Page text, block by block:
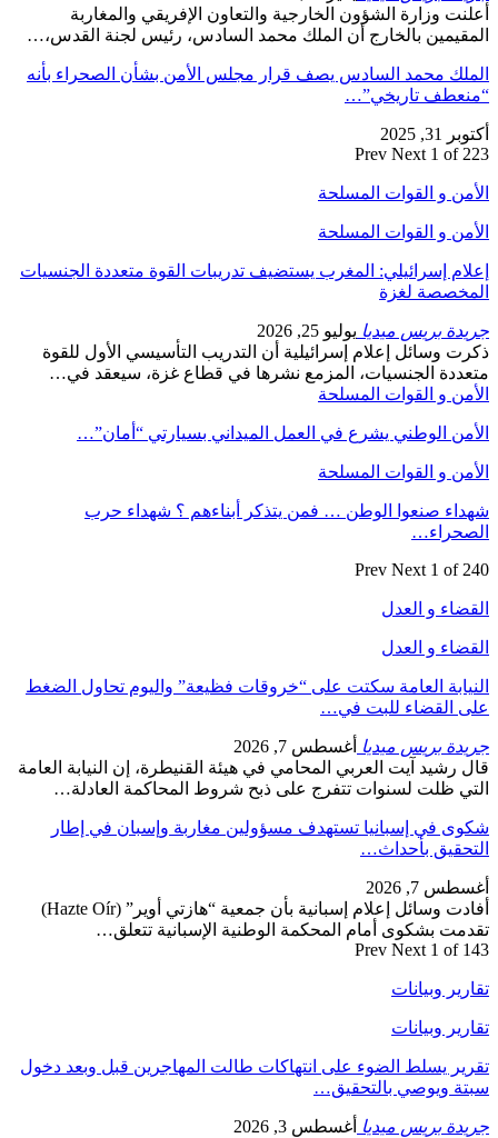
أعلنت وزارة الشؤون الخارجية والتعاون الإفريقي والمغاربة
المقيمين بالخارج أن الملك محمد السادس، رئيس لجنة القدس،…
الملك محمد السادس يصف قرار مجلس الأمن بشأن الصحراء بأنه
“منعطف تاريخي”…
أكتوبر 31, 2025
Prev Next 1 of 223
الأمن و القوات المسلحة
الأمن و القوات المسلحة
إعلام إسرائيلي: المغرب يستضيف تدريبات القوة متعددة الجنسيات
المخصصة لغزة
جريدة بريس ميديا يوليو 25, 2026
ذكرت وسائل إعلام إسرائيلية أن التدريب التأسيسي الأول للقوة
متعددة الجنسيات، المزمع نشرها في قطاع غزة، سيعقد في…
الأمن و القوات المسلحة
الأمن الوطني يشرع في العمل الميداني بسيارتي “أمان”…
الأمن و القوات المسلحة
شهداء صنعوا الوطن … فمن يتذكر أبناءهم ؟ شهداء حرب
الصحراء…
Prev Next 1 of 240
القضاء و العدل
القضاء و العدل
النيابة العامة سكتت على “خروقات فظيعة” واليوم تحاول الضغط
على القضاء للبت في…
جريدة بريس ميديا أغسطس 7, 2026
قال رشيد آيت العربي المحامي في هيئة القنيطرة، إن النيابة العامة
التي ظلت لسنوات تتفرج على ذبح شروط المحاكمة العادلة…
شكوى في إسبانيا تستهدف مسؤولين مغاربة وإسبان في إطار
التحقيق بأحداث…
أغسطس 7, 2026
أفادت وسائل إعلام إسبانية بأن جمعية “هازتي أوير” (Hazte Oír)
تقدمت بشكوى أمام المحكمة الوطنية الإسبانية تتعلق…
Prev Next 1 of 143
تقارير وبيانات
تقارير وبيانات
تقرير يسلط الضوء على انتهاكات طالت المهاجرين قبل وبعد دخول
سبتة ويوصي بالتحقيق…
جريدة بريس ميديا أغسطس 3, 2026